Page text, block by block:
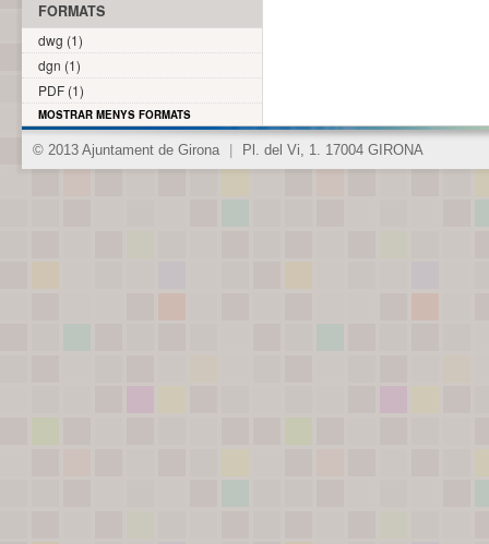
FORMATS
dwg (1)
dgn (1)
PDF (1)
MOSTRAR MENYS FORMATS
© 2013 Ajuntament de Girona Pl. del Vi, 1. 17004 GIRONA